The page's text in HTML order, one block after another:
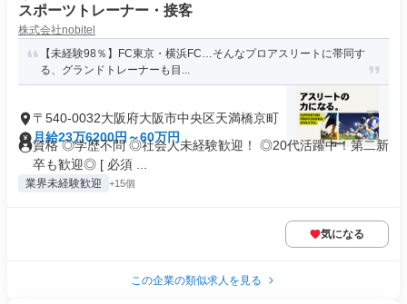
スポーツトレーナー・接客
株式会社nobitel
【未経験98％】FC東京・横浜FC…そんなプロアスリートに帯同す
る、グランドトレーナーも目...
〒540-0032大阪府大阪市中央区天満橋京町
月給23万6200円～60万円
資格 ◎学歴不問 ◎社会人未経験歓迎！ ◎20代活躍中！第二新
卒も歓迎◎ [ 必須 ...
業界未経験歓迎 +15個
気になる
この企業の類似求人を見る